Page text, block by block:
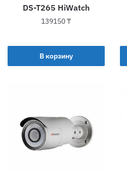
DS-T265 HiWatch
139150₸
В корзину